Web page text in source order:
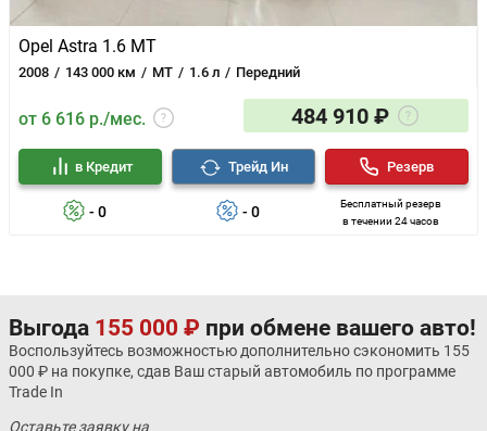
Opel Astra 1.6 MT
2008 143 000 км MT 1.6 л Передний
от 6 616 р./мес. 484 910 ₽
- 0
в Кредит
- 0
Трейд Ин
Бесплатный резерв
в течении 24 часов
Резерв
Выгода 155 000 ₽ при обмене вашего авто!
Воспользуйтесь возможностью дополнительно сэкономить 155
000 ₽ на покупке, сдав Ваш старый автомобиль по программе
Trade In
Оставьте заявку на